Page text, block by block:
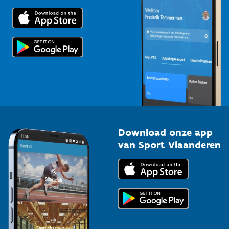
Trainers en begeleiders
Topsporters
Voor de pers
Download onze app
van Sport Vlaanderen